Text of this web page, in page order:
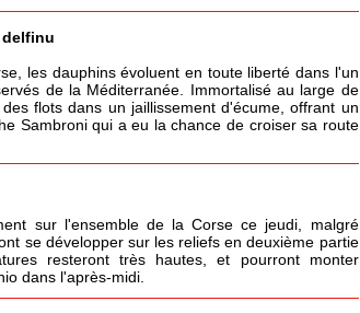
delfinu
les dauphins évoluent en toute liberté dans l'un
de la Méditerranée. Immortalisé au large de
flots dans un jaillissement d'écume, offrant un
Sambroni qui a eu la chance de croiser sa route
sur l'ensemble de la Corse ce jeudi, malgré
se développer sur les reliefs en deuxième partie
resteront très hautes, et pourront monter
dans l'après-midi.